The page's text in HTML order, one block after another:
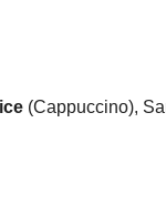
(Cappuccino),